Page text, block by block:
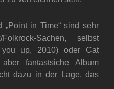
„Point in Time“ sind sehr
Sachen, selbst
you up, 2010) oder Cat
fantastsiche Album
dazu in der Lage, das